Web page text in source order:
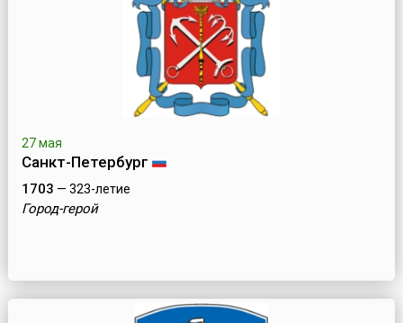
27 мая
Санкт-Петербург
1703 — 323-летие
Город-герой